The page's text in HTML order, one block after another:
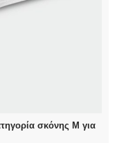
σκόνης M για